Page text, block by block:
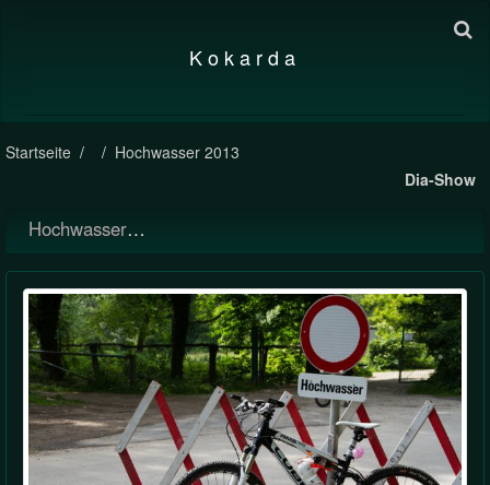
K o k a r d a
Startseite
Hochwasser 2013
Dia-Show
Hochwasser 2013